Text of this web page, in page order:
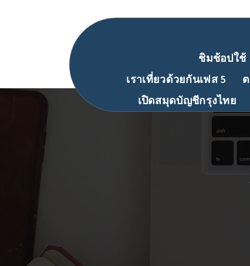
ชิมช้อปใช้
เราเที่ยวด้วยกันเฟส 5
เปิดสมุดบัญชีกรุงไทย